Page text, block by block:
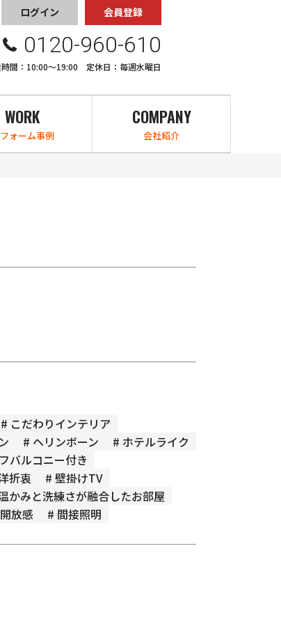
ログイン 会員登録
0120-960-610
時間：10:00〜19:00 定休日：毎週水曜日
WORK
ォーム事例
COMPANY
会社紹介
# こだわりインテリア
# ヘリンボーン
# ホテルライク
バルコニー付き
折衷
# 壁掛けTV
かみと洗練さが融合したお部屋
放感 # 間接照明